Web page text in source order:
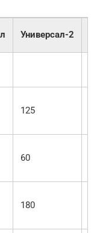
Универсал-2
125
60
180